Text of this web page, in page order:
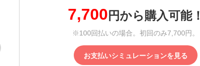
7,700 円から購入可能！
※100回払いの場合。初回のみ7,700円。
お支払いシミュレーションを見る